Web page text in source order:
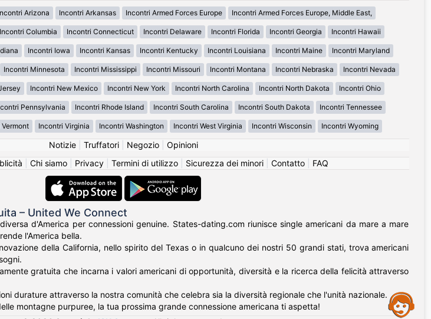
Arizona Incontri Arkansas Incontri Armed Forces Europe Incontri Armed Forces Europe, Middle East,
Incontri Columbia Incontri Connecticut Incontri Delaware Incontri Florida Incontri Georgia Incontri Hawaii
Incontri Iowa Incontri Kansas Incontri Kentucky Incontri Louisiana Incontri Maine Incontri Maryland
Incontri Minnesota Incontri Mississippi Incontri Missouri Incontri Montana Incontri Nebraska Incontri Nevada
Incontri New Mexico Incontri New York Incontri North Carolina Incontri North Dakota Incontri Ohio
Pennsylvania Incontri Rhode Island Incontri South Carolina Incontri South Dakota Incontri Tennessee
Incontri Virginia Incontri Washington Incontri West Virginia Incontri Wisconsin Incontri Wyoming
Notizie| Truffatori| Negozio| Opinioni
Chi siamo Privacy Termini di utilizzo Sicurezza dei minori Contatto FAQ
– United We Connect
d'America per connessioni genuine. States-dating.com riunisce single americani da mare a mare
l'America bella.
della California, nello spirito del Texas o in qualcuno dei nostri 50 grandi stati, trova americani
gratuita che incarna i valori americani di opportunità, diversità e la ricerca della felicità attraverso
durature attraverso la nostra comunità che celebra sia la diversità regionale che l'unità nazionale.
montagne purpuree, la tua prossima grande connessione americana ti aspetta!
Assistance